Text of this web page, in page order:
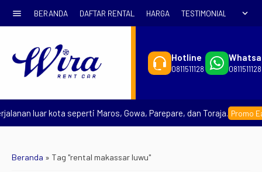
menu BERANDA DAFTAR RENTAL HARGA TESTIMONIAL expand_more
Hotline
0811511128 0811511128
luar kota seperti Maros, Gowa, Parepare, dan Toraja. Promo
Beranda » Tag "rental makassar luwu"